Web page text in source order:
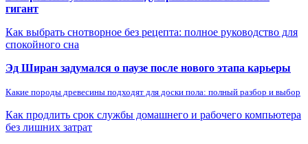
гигант
Как выбрать снотворное без рецепта: полное руководство для
спокойного сна
Эд Ширан задумался о паузе после нового этапа карьеры
Какие породы древесины подходят для доски пола: полный разбор и выбор
Как продлить срок службы домашнего и рабочего компьютера
без лишних затрат